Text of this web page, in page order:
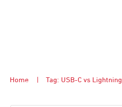
Home Tag: USB-C vs Lightning